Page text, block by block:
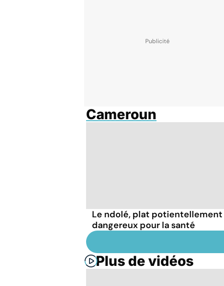
Cameroun
Le ndolé, plat potientellement
dangereux pour la santé
Plus de vidéos